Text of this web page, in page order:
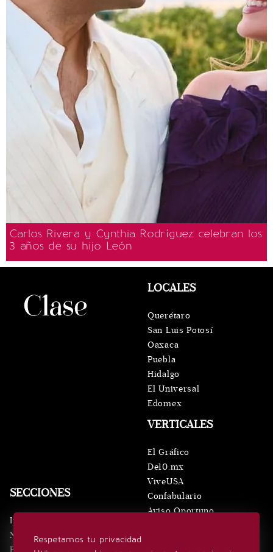
Carlos Rivera y Cynthia Rodríguez celebran los
3 años de su hijo León
Respetamos tu privacidad
SECCIONES
Inicio
Noticias
Eventos
VERTICALES
El Gráfico
De10.mx
ViveUSA
Confabulario
Aviso Oportuno
LOCALES
Querétaro
San Luis Potosí
Oaxaca
Puebla
Hidalgo
El Universal
Edomex